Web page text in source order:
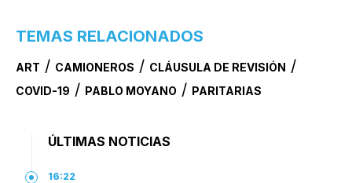
TEMAS RELACIONADOS
ART / CAMIONEROS / CLÁUSULA DE REVISIÓN /
COVID-19 / PABLO MOYANO / PARITARIAS
ÚLTIMAS NOTICIAS
16:22